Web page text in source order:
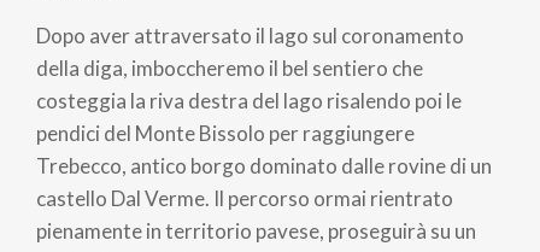
Dopo aver attraversato il lago sul coronamento
della diga, imboccheremo il bel sentiero che
costeggia la riva destra del lago risalendo poi le
pendici del Monte Bissolo per raggiungere
Trebecco, antico borgo dominato dalle rovine di un
castello Dal Verme. Il percorso ormai rientrato
pienamente in territorio pavese, proseguirà su un